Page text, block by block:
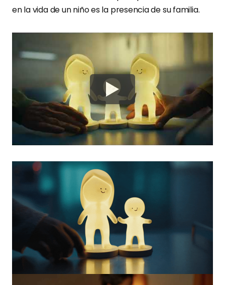
en la vida de un niño es la presencia de su familia.